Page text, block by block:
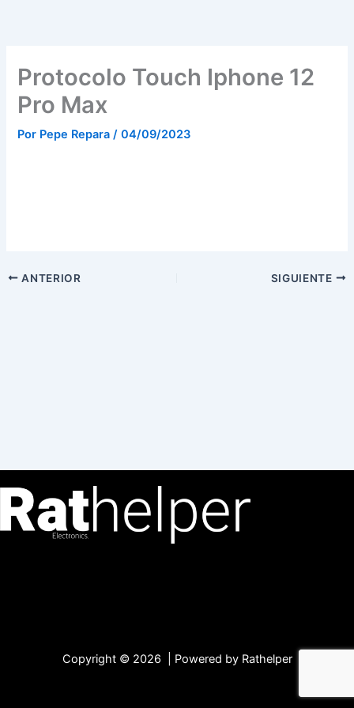
Protocolo Touch Iphone 12
Pro Max
Por Pepe Repara/04/09/2023
ANTERIOR SIGUIENTE
Copyright © 2026 | Powered by Rathelper